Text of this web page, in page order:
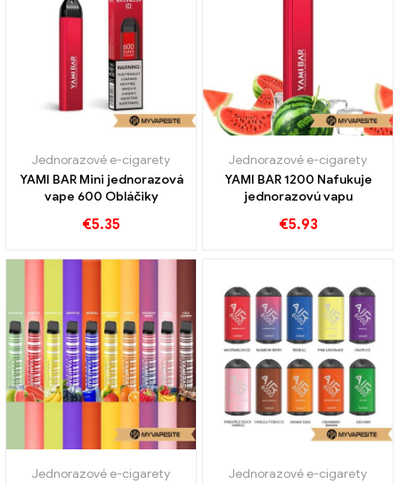
Jednorazové e-cigarety
YAMI BAR Mini jednorazová
vape 600 Obláčiky
€5.35
Jednorazové e-cigarety
YAMI BAR 1200 Nafukuje
jednorazovú vapu
€5.93
Jednorazové e-cigarety
Jednorazové e-cigarety